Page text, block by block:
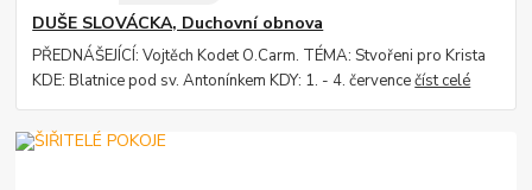
DUŠE SLOVÁCKA, Duchovní obnova
PŘEDNÁŠEJÍCÍ: Vojtěch Kodet O.Carm. TÉMA: Stvořeni pro Krista
KDE: Blatnice pod sv. Antonínkem KDY: 1. - 4. červencečíst celé